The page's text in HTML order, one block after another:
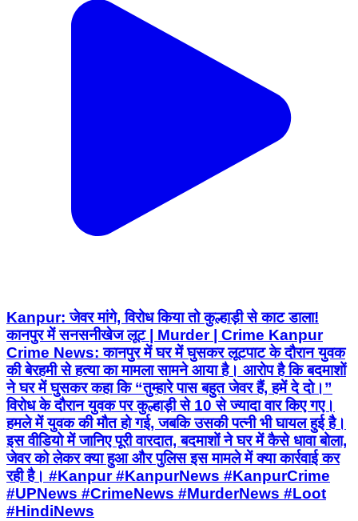
Kanpur: जेवर मांगे, विरोध किया तो कुल्हाड़ी से काट डाला!
कानपुर में सनसनीखेज लूट | Murder | Crime Kanpur
Crime News: कानपुर में घर में घुसकर लूटपाट के दौरान युवक
की बेरहमी से हत्या का मामला सामने आया है। आरोप है कि बदमाशों
ने घर में घुसकर कहा कि “तुम्हारे पास बहुत जेवर हैं, हमें दे दो।”
विरोध के दौरान युवक पर कुल्हाड़ी से 10 से ज्यादा वार किए गए।
हमले में युवक की मौत हो गई, जबकि उसकी पत्नी भी घायल हुई है।
इस वीडियो में जानिए पूरी वारदात, बदमाशों ने घर में कैसे धावा बोला,
जेवर को लेकर क्या हुआ और पुलिस इस मामले में क्या कार्रवाई कर
रही है। #Kanpur #KanpurNews #KanpurCrime
#UPNews #CrimeNews #MurderNews #Loot
#HindiNews